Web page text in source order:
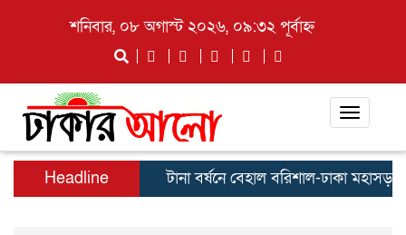
শনিবার, ০৮ অগাস্ট ২০২৬, ০৯:৩২ পূর্বাহ্ন
Toggle
Headline টানা বর্ষনে বেহাল বরিশাল-ঢাকা মহাসড়ক